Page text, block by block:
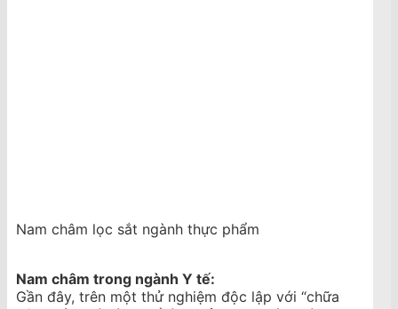
Nam châm lọc sắt ngành thực phẩm
Nam châm trong ngành Y tế:
Gần đây, trên một thử nghiệm độc lập với “chữa